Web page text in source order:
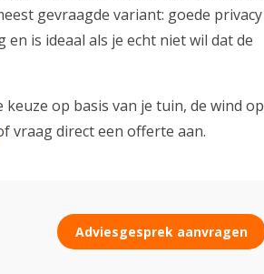
gevraagde variant: goede privacy
is ideaal als je echt niet wil dat de
op basis van je tuin, de wind op
vraag direct een offerte aan.
Adviesgesprek aanvragen